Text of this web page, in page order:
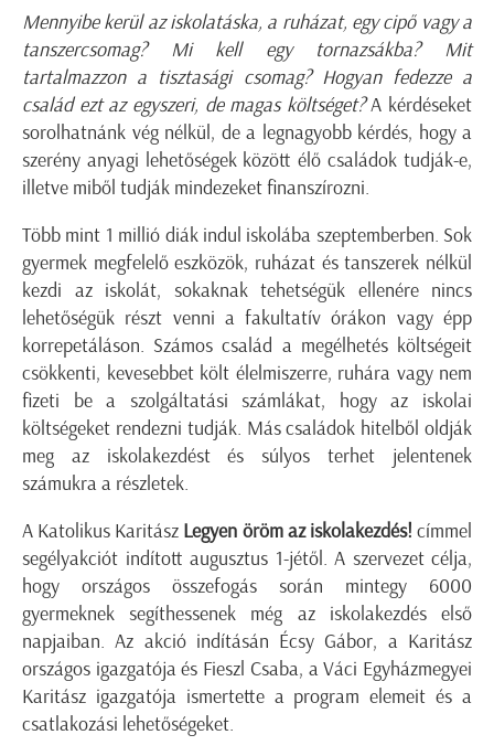
Mennyibe kerül az iskolatáska, a ruházat, egy cipő vagy a
tanszercsomag? Mi kell egy tornazsákba? Mit
tartalmazzon a tisztasági csomag? Hogyan fedezze a
család ezt az egyszeri, de magas költséget?A kérdéseket
sorolhatnánk vég nélkül, de a legnagyobb kérdés, hogy a
szerény anyagi lehetőségek között élő családok tudják-e,
illetve miből tudják mindezeket finanszírozni.
Több mint 1 millió diák indul iskolába szeptemberben. Sok
gyermek megfelelő eszközök, ruházat és tanszerek nélkül
kezdi az iskolát, sokaknak tehetségük ellenére nincs
lehetőségük részt venni a fakultatív órákon vagy épp
korrepetáláson. Számos család a megélhetés költségeit
csökkenti, kevesebbet költ élelmiszerre, ruhára vagy nem
fizeti be a szolgáltatási számlákat, hogy az iskolai
költségeket rendezni tudják. Más családok hitelből oldják
meg az iskolakezdést és súlyos terhet jelentenek
számukra a részletek.
A Katolikus Karitász Legyen öröm az iskolakezdés! címmel
segélyakciót indított augusztus 1-jétől. A szervezet célja,
hogy országos összefogás során mintegy 6000
gyermeknek segíthessenek még az iskolakezdés első
napjaiban. Az akció indításán Écsy Gábor, a Karitász
országos igazgatója és Fieszl Csaba, a Váci Egyházmegyei
Karitász igazgatója ismertette a program elemeit és a
csatlakozási lehetőségeket.